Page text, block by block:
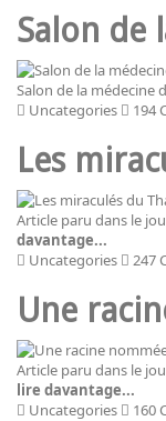
Salon de
Salon de la médecine
Uncategories
194
Les
Article paru dans le
davantage...
Uncategories
247
Une
Article paru dans le
lire davantage...
Uncategories
160